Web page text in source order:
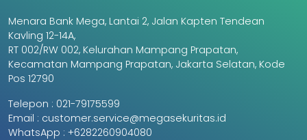
Menara Bank Mega, Lantai 2, Jalan Kapten Tendean
Kavling 12-14A,
RT 002/RW 002, Kelurahan Mampang Prapatan,
Kecamatan Mampang Prapatan, Jakarta Selatan, Kode
Pos 12790
Telepon : 021-79175599
Email : customer.service@megasekuritas.id
WhatsApp : +6282260904080